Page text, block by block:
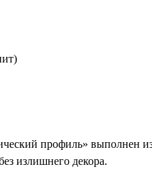
профиль» выполнен
излишнего декора.